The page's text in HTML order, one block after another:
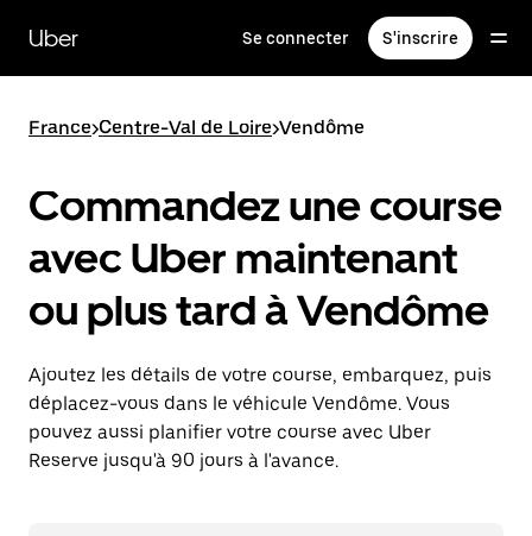
contenu
principal
Uber Se connecter S'inscrire
France>Centre-Val de Loire>Vendôme
Commandez une course
avec Uber maintenant
ou plus tard à Vendôme
Ajoutez les détails de votre course, embarquez, puis
déplacez-vous dans le véhicule Vendôme. Vous
pouvez aussi planifier votre course avec Uber
Reserve jusqu'à 90 jours à l'avance.